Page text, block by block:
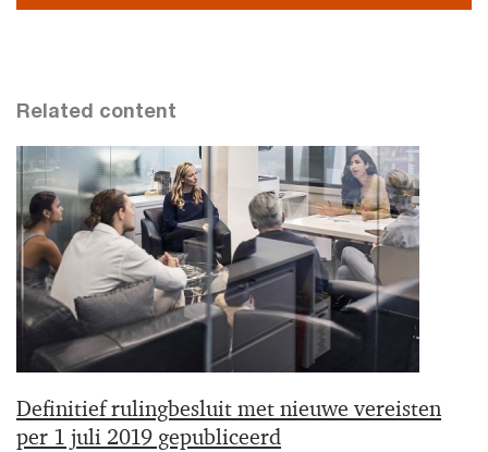
Related content
Definitief rulingbesluit met nieuwe vereisten
per 1 juli 2019 gepubliceerd